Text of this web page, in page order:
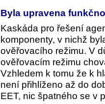
Byla upravena
Kaskáda pro řešení
komponenty, v nichž
ověřovacího režimu. V
ověřovacím režimu
Vzhledem k tomu že k
není přihlíženo až do
EET, nic špatného se v